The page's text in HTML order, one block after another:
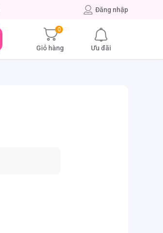
Đăng nhập
0
Giỏ hàng Ưu đãi